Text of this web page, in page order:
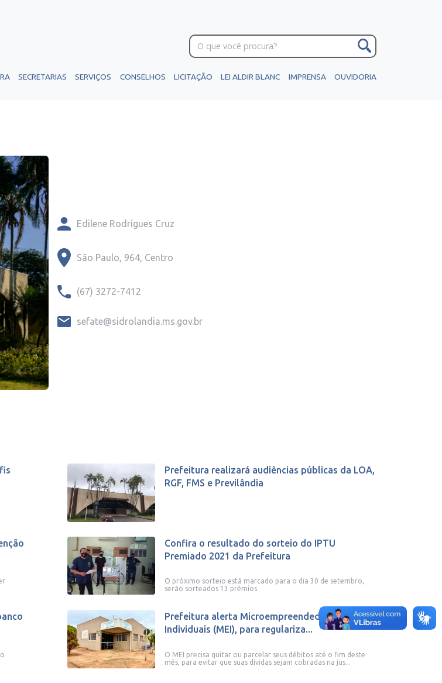
SECRETARIAS SERVIÇOS CONSELHOS LICITAÇÃO LEI ALDIR BLANC IMPRENSA OUVIDORIA
Edilene Rodrigues Cruz
São Paulo, 964, Centro
(67) 3272-7412
sefate@sidrolandia.ms.gov.br
Prefeitura realizará audiências públicas da LOA,
RGF, FMS e Previlândia
Confira o resultado do sorteio do IPTU
Premiado 2021 da Prefeitura
O próximo sorteio está marcado para o dia 30 de setembro,
serão sorteados 13 prêmios
Prefeitura alerta Microempreendedores
Individuais (MEI), para regulariza...
O MEI precisa quitar ou parcelar seus débitos até o fim deste
mês, para evitar que suas dívidas sejam cobradas na jus...